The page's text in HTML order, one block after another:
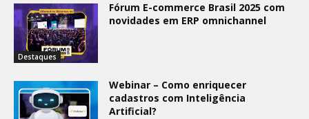
Destaques
Fórum E-commerce Brasil 2025 com
novidades em ERP omnichannel
Webinar – Como enriquecer
cadastros com Inteligência
Artificial?